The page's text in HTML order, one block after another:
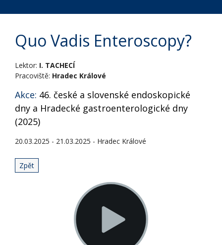
Quo Vadis Enteroscopy?
Lektor: I. TACHECÍ
Pracoviště: Hradec Králové
Akce: 46. české a slovenské endoskopické
dny a Hradecké gastroenterologické dny
(2025)
20.03.2025 - 21.03.2025 - Hradec Králové
Zpět